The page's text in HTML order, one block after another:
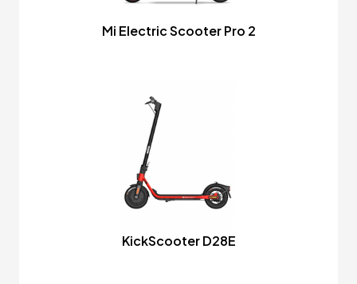
Mi Electric Scooter Pro 2
KickScooter D28E